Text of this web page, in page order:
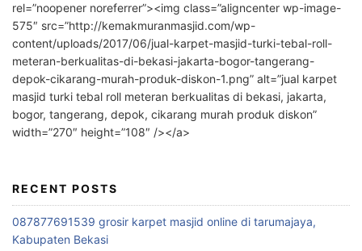
rel=”noopener noreferrer”><img class=”aligncenter wp-image-
575″ src=”http://kemakmuranmasjid.com/wp-
content/uploads/2017/06/jual-karpet-masjid-turki-tebal-roll-
meteran-berkualitas-di-bekasi-jakarta-bogor-tangerang-
depok-cikarang-murah-produk-diskon-1.png” alt=”jual karpet
masjid turki tebal roll meteran berkualitas di bekasi, jakarta,
bogor, tangerang, depok, cikarang murah produk diskon”
width=”270″ height=”108″ /></a>
RECENT POSTS
087877691539 grosir karpet masjid online di tarumajaya,
Kabupaten Bekasi